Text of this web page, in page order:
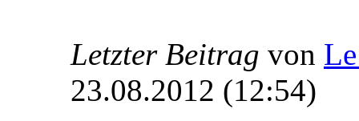
Letzter Beitrag von
23.08.2012 (12:54)